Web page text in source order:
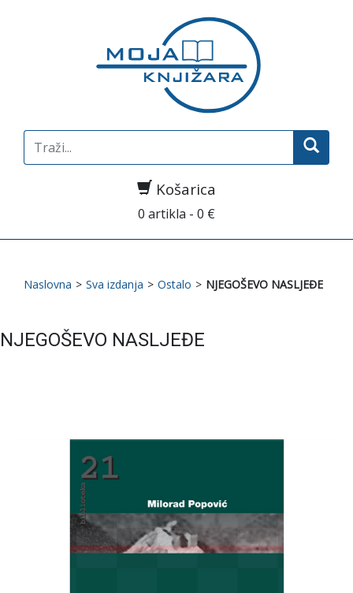
Search
for:
Košarica
0 artikla - 0 €
Naslovna > Sva izdanja > Ostalo > NJEGOŠEVO NASLJEĐE
NJEGOŠEVO NASLJEĐE